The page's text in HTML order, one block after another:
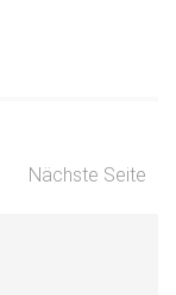
Nächste Seite